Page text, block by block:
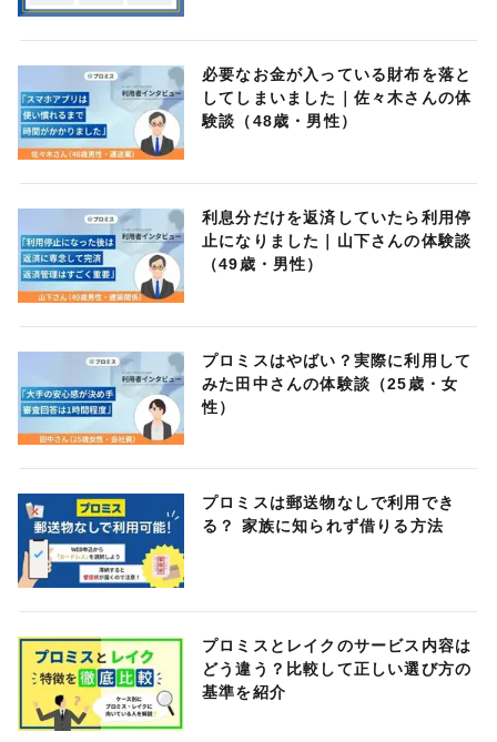
必要なお金が入っている財布を落と
してしまいました｜佐々木さんの体
験談（48歳・男性）
利息分だけを返済していたら利用停
止になりました｜山下さんの体験談
（49歳・男性）
プロミスはやばい？実際に利用して
みた田中さんの体験談（25歳・女
性）
プロミスは郵送物なしで利用でき
る？ 家族に知られず借りる方法
プロミスとレイクのサービス内容は
どう違う？比較して正しい選び方の
基準を紹介